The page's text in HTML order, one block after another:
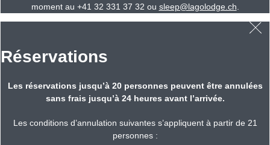
moment au +41 32 331 37 32 ou sleep@lagolodge.ch.
Réservations
Les réservations jusqu’à 20 personnes peuvent être annulées
sans frais jusqu’à 24 heures avant l’arrivée.
Les conditions d’annulation suivantes s’appliquent à partir de 21
personnes :